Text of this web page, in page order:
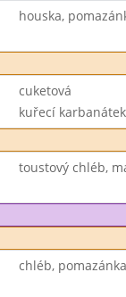
houska,
cuketová
kuřecí
toustový chléb,
chléb,